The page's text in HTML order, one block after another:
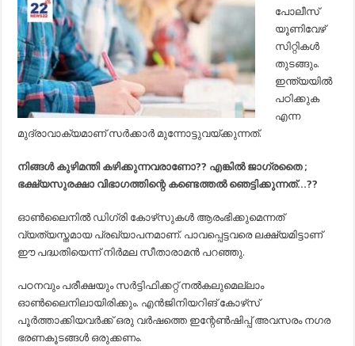
പോലീസ്
യൂണിവേഴ്‌
സിറ്റികള്‍
തുടങ്ങും.
ഇന്ത്യയില്‍
പഠിക്കുക
എന്ന
മുദ്രാവാക്യമാണ് സര്‍ക്കാര്‍ മുന്നോട്ടുവയ്ക്കുന്നത്.
നിങ്ങള്‍ കുഴിമന്തി കഴിക്കുന്നവരാണോ?? എങ്കില്‍ ജാഗ്രതൈ ;
ഭക്ഷ്യസുരക്ഷാ വിഭാഗത്തിന്റെ കണ്ടെത്തല്‍ ഞെട്ടിക്കുന്നത്…??
ഓണ്‍ലൈനില്‍ ഡിഗ്രി കോഴ്‌സുകള്‍ ആരംഭിക്കുമെന്നത്
വ്യത്യസ്തമായ പ്രഖ്യാപനമാണ്. പാവപ്പെട്ടവരെ ലക്ഷ്യമിട്ടാണ്
ഈ പദ്ധതിയെന്ന് നിര്‍മല സീതാരാമന്‍ പറഞ്ഞു.
പഠനവും പരീക്ഷയും സര്‍ട്ടിഫിക്കറ്റ് നല്‍കലുമെല്ലാം
ഓണ്‍ലൈനിലായിരിക്കും. എന്‍ജിനിയറിങ് കോഴ്‌സ്
പൂര്‍ത്താക്കിയവര്‍ക്ക് ഒരു വര്‍ഷത്തെ ഇന്റേണ്‍ഷിപ്പ് അവസരം നഗര
ഭരണകൂടങ്ങള്‍ ഒരുക്കണം.